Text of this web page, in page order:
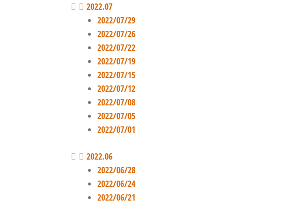
2022.07
2022/07/29
2022/07/26
2022/07/22
2022/07/19
2022/07/15
2022/07/12
2022/07/08
2022/07/05
2022/07/01
2022.06
2022/06/28
2022/06/24
2022/06/21